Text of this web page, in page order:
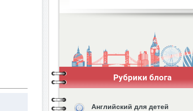
Рубрики блога
Английский для детей